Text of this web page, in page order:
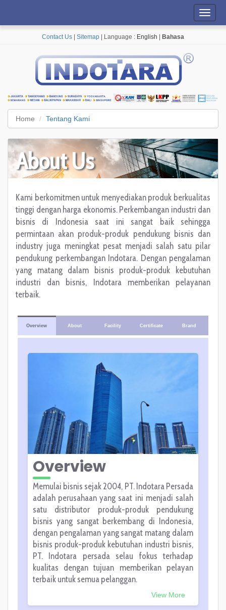
Contact Us Sitemap | Language : English Bahasa
Home Tentang Kami
About Us
Kami berkomitmen untuk menyediakan produk berkualitas
tinggi dengan harga ekonomis. Perkembangan industri dan
bisnis di Indonesia saat ini sangat baik sehingga
permintaan akan produk-produk pendukung bisnis dan
industry juga meningkat pesat menjadi salah satu pilar
pendukung perkembangan Indotara. Dengan pengalaman
yang matang dalam bisnis produk-produk kebutuhan
industri dan bisnis, Indotara memberikan pelayanan
terbaik.
Overview About Facility Certificate Brand
Overview
Memulai bisnis sejak 2004, PT. Indotara Persada
adalah perusahaan yang saat ini menjadi salah
satu distributor produk-produk pendukung
bisnis yang sangat berkembang di Indonesia,
dengan pengalaman yang sangat matang dalam
bisnis produk-produk kebutuhan industri bisnis,
PT. Indotara persada selau fokus terhadap
kualitas dengan tujuan memberikan pelayan
terbaik untuk semua pelanggan.
View More